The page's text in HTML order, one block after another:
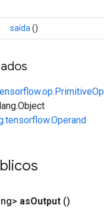
saída ()
asOutput ()